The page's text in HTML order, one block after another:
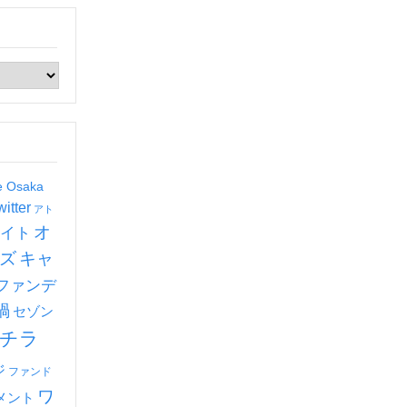
Osaka
アト
ト オ
キャ
ァンデ
セゾン
チラ
ファンド
ント ワ